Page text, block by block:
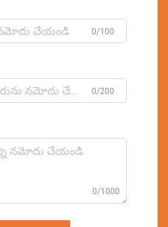
0/100
0/200
0/1000